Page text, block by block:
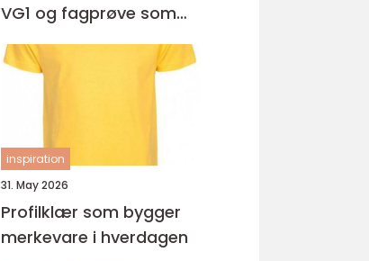
VG1 og fagprøve som
barne- og
ungdomsarbeider –
inspiration
31. May 2026
Profilklær som bygger
merkevare i hverdagen